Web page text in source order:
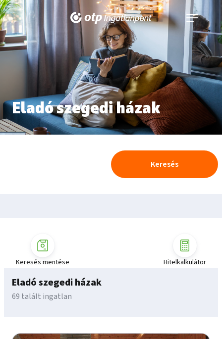
Navigáció
kinyitása
Eladó szegedi házak
Keresés
Eladó szegedi házak
69 talált ingatlan
Keresés mentése Hitelkalkulátor